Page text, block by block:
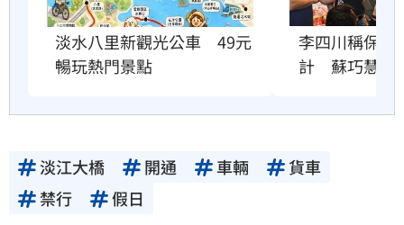
淡水八里新觀光公車　49元
暢玩熱門景點
李四川稱保住
計　蘇巧慧說
淡江大橋 開通 車輛
貨車
禁行
假日